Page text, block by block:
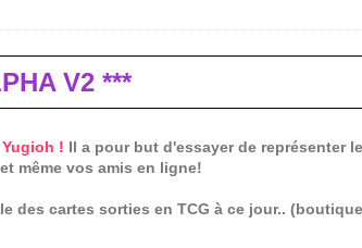
V2 ***
! Il a pour but d'essayer de représenter
même vos amis en ligne!
cartes sorties en TCG à ce jour..